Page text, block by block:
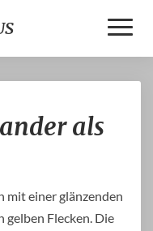
Toggle
als
mit einer glänzenden
gelben Flecken. Die